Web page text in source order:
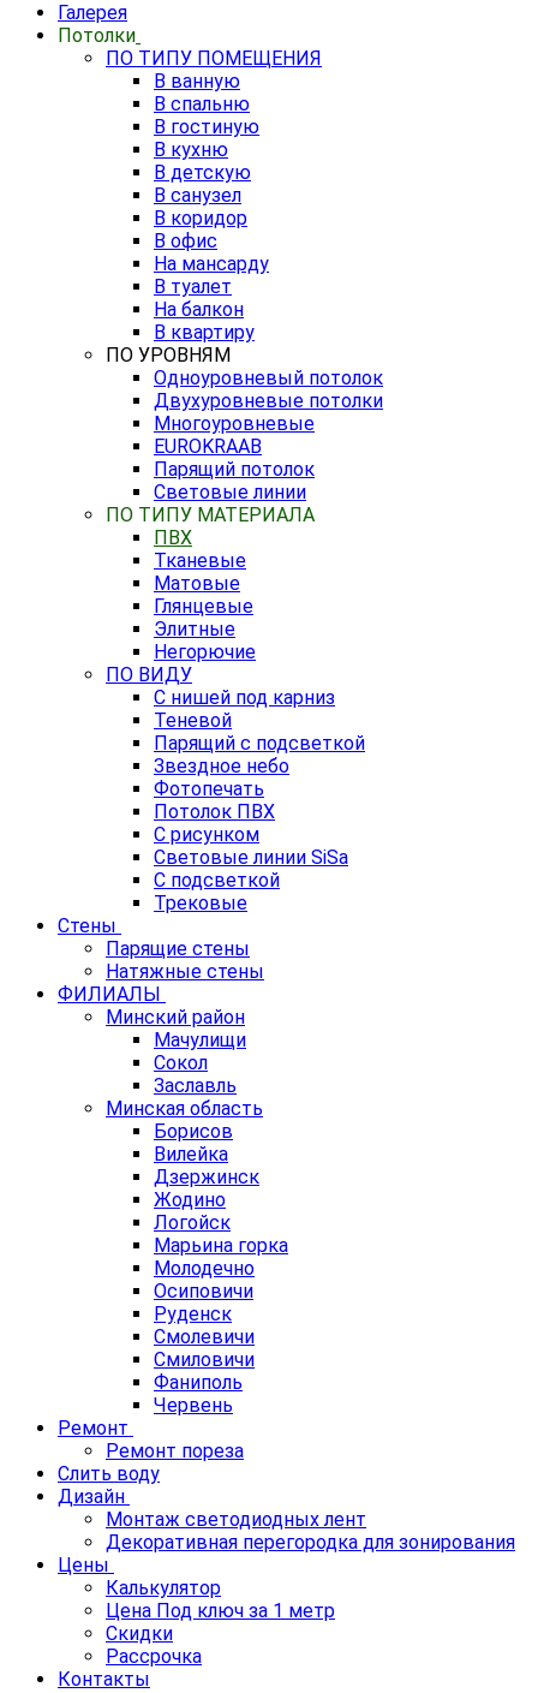
Галерея
Потолки
ПО ТИПУ ПОМЕЩЕНИЯ
В ванную
В спальню
В гостиную
В кухню
В детскую
В санузел
В коридор
В офис
На мансарду
В туалет
На балкон
В квартиру
ПО УРОВНЯМ
Одноуровневый потолок
Двухуровневые потолки
Многоуровневые
EUROKRAAB
Парящий потолок
Световые линии
ПО ТИПУ МАТЕРИАЛА
ПВХ
Тканевые
Матовые
Глянцевые
Элитные
Негорючие
ПО ВИДУ
С нишей под карниз
Теневой
Парящий с подсветкой
Звездное небо
Фотопечать
Потолок ПВХ
С рисунком
Световые линии SiSa
С подсветкой
Трековые
Стены
Парящие стены
Натяжные стены
ФИЛИАЛЫ
Минский район
Мачулищи
Сокол
Заславль
Минская область
Борисов
Вилейка
Дзержинск
Жодино
Логойск
Марьина горка
Молодечно
Осиповичи
Руденск
Смолевичи
Смиловичи
Фаниполь
Червень
Ремонт
Ремонт пореза
Слить воду
Дизайн
Монтаж светодиодных лент
Декоративная перегородка для зонирования
Цены
Калькулятор
Цена Под ключ за 1 метр
Скидки
Рассрочка
Контакты